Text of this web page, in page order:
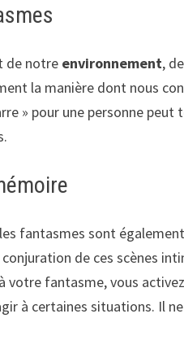
de notre environnement,
la manière dont nous
» pour une personne
fantasmes sont
de ces scènes
votre fantasme, vous
à certaines situations. Il